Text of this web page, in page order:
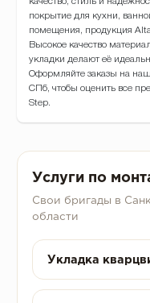
покрытие для кухни,
помещения, продукция
Высокое качество
укладки делают её
Оформляйте заказы на
СПб, чтобы оценить все
Step.
Услуги по
Свои бригады в
области
Укладка